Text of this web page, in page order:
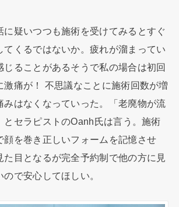
疑いつつも施術を受けてみるとすぐ
てくるではないか。疲れが溜まってい
じることがあるそうで私の場合は初回
激痛が！ 不思議なことに施術回数が増
みはなくなっていった。「老廃物が流
とセラピストのOanh氏は言う。施術
顔を巻き正しいフォームを記憶させ
た目となるが完全予約制で他の方に見
で安心してほしい。